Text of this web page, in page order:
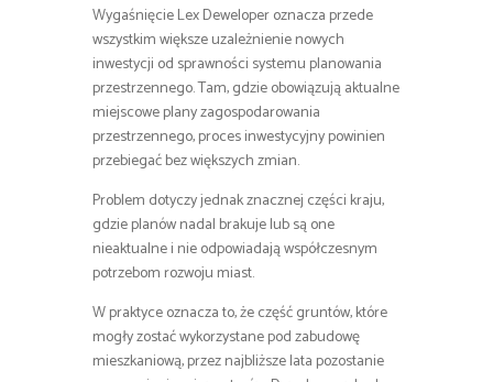
Wygaśnięcie Lex Deweloper oznacza przede
wszystkim większe uzależnienie nowych
inwestycji od sprawności systemu planowania
przestrzennego. Tam, gdzie obowiązują aktualne
miejscowe plany zagospodarowania
przestrzennego, proces inwestycyjny powinien
przebiegać bez większych zmian.
Problem dotyczy jednak znacznej części kraju,
gdzie planów nadal brakuje lub są one
nieaktualne i nie odpowiadają współczesnym
potrzebom rozwoju miast.
W praktyce oznacza to, że część gruntów, które
mogły zostać wykorzystane pod zabudowę
mieszkaniową, przez najbliższe lata pozostanie